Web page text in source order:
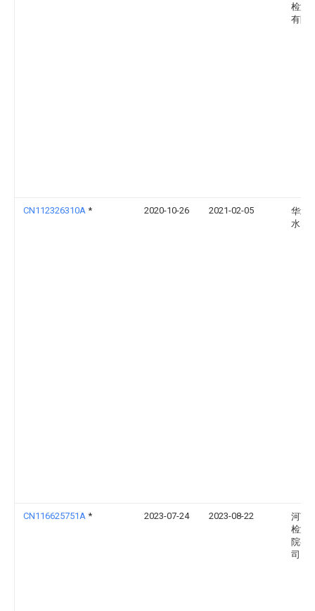
检测
有限
CN112326310A * 2020-10-26 2021-02-05
华北
水电
CN116625751A * 2023-07-24 2023-08-22
河南
检测
院有
司